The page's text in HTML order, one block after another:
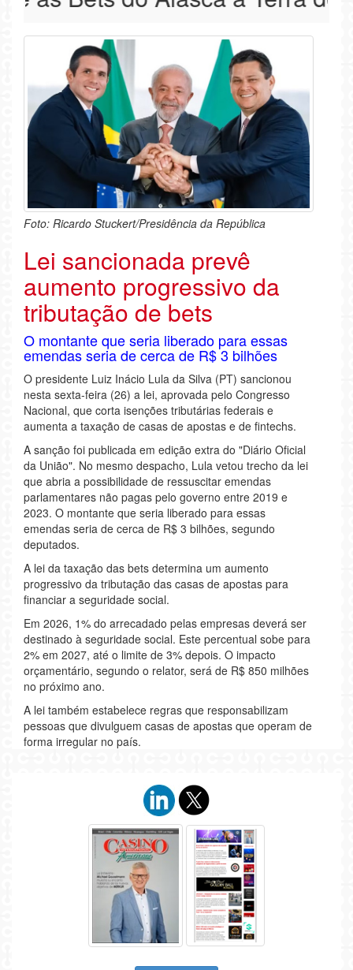
Foto: Ricardo Stuckert/Presidência da República
Lei sancionada prevê
aumento progressivo da
tributação de bets
O montante que seria liberado para essas
emendas seria de cerca de R$ 3 bilhões
O presidente Luiz Inácio Lula da Silva (PT) sancionou
nesta sexta-feira (26) a lei, aprovada pelo Congresso
Nacional, que corta isenções tributárias federais e
aumenta a taxação de casas de apostas e de fintechs.
A sanção foi publicada em edição extra do "Diário Oficial
da União". No mesmo despacho, Lula vetou trecho da lei
que abria a possibilidade de ressuscitar emendas
parlamentares não pagas pelo governo entre 2019 e
2023. O montante que seria liberado para essas
emendas seria de cerca de R$ 3 bilhões, segundo
deputados.
A lei da taxação das bets determina um aumento
progressivo da tributação das casas de apostas para
financiar a seguridade social.
Em 2026, 1% do arrecadado pelas empresas deverá ser
destinado à seguridade social. Este percentual sobe para
2% em 2027, até o limite de 3% depois. O impacto
orçamentário, segundo o relator, será de R$ 850 milhões
no próximo ano.
A lei também estabelece regras que responsabilizam
pessoas que divulguem casas de apostas que operam de
forma irregular no país.